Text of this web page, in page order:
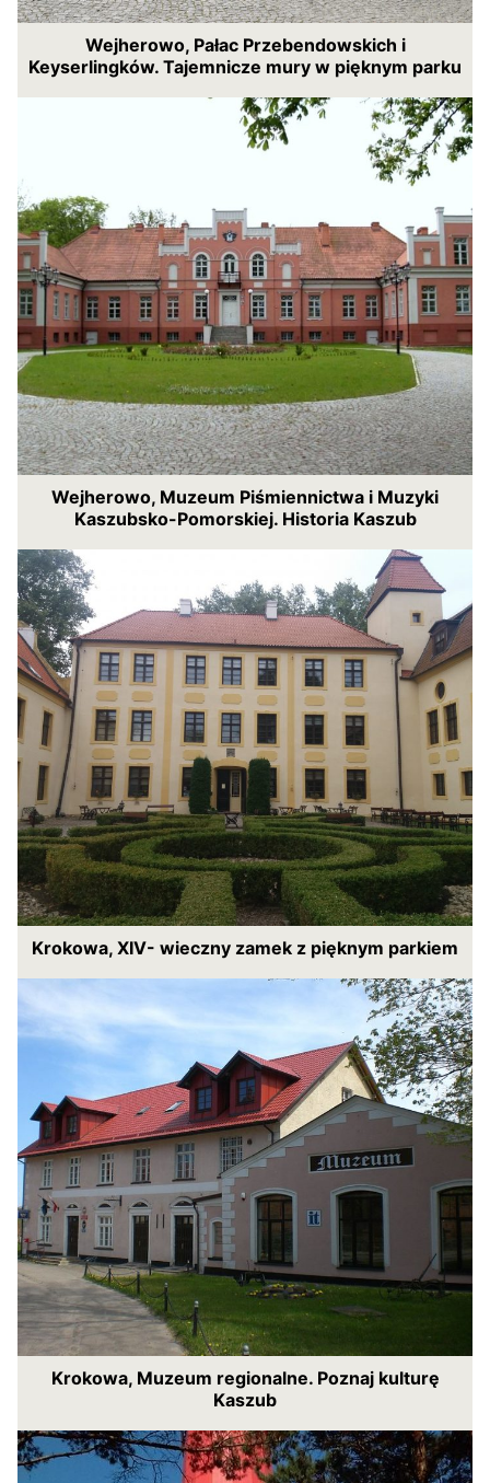
Wejherowo, Pałac Przebendowskich i
Keyserlingków. Tajemnicze mury w pięknym parku
Wejherowo, Muzeum Piśmiennictwa i Muzyki
Kaszubsko-Pomorskiej. Historia Kaszub
Krokowa, XIV- wieczny zamek z pięknym parkiem
Krokowa, Muzeum regionalne. Poznaj kulturę
Kaszub